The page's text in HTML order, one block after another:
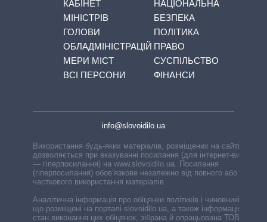
КАБІНЕТ
МІНІСТРІВ
ГОЛОВИ
ОБЛАДМІНІСТРАЦІЙ
МЕРИ МІСТ
ВСІ ПЕРСОНИ
НАЦІОНАЛЬНА
БЕЗПЕКА
ПОЛІТИКА
ПРАВО
СУСПІЛЬСТВО
ФІНАНСИ
info@slovoidilo.ua
Використання будь-яких матеріалів, розміщених на сайті,
дозволяється при вказуванні посилання (для інтернет-видань
— гіперпосилання) на www.slovoidilo.ua. Посилання
(гіперпосилання) обов’язкове незалежно від повного або
часткового використання матеріалів.
Аналітична інформація про обіцянки політиків і чиновників,
що розміщені на порталі slovoidilo.ua, а також інформація про
стан виконання цих обіцянок, зібрана й опрацьована ТОВ «ІА